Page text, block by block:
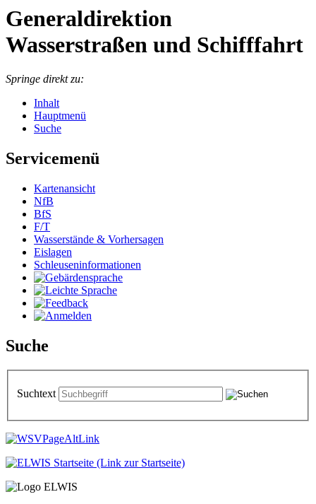
Generaldirektion
Wasserstraßen und Schifffahrt
Springe direkt zu:
Inhalt
Hauptmenü
Suche
Servicemenü
Kar­ten­an­sicht
NfB
BfS
F/T
Was­ser­stän­de & Vor­her­sa­gen
Eis­la­gen
Schleu­sen­in­for­ma­tio­nen
Suche
Suchtext